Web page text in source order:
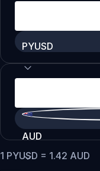
PYUSD
AUD
1 PYUSD = 1.42 AUD